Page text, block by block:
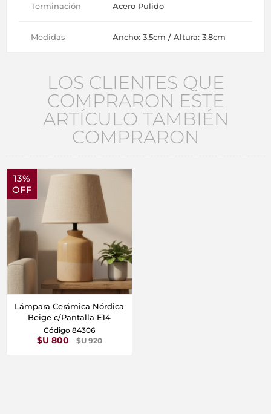
Terminación Acero Pulido
Medidas Ancho: 3.5cm / Altura: 3.8cm
LOS CLIENTES QUE
COMPRARON ESTE
ARTÍCULO TAMBIÉN
COMPRARON
13%
OFF
Lámpara Cerámica Nórdica
Beige c/Pantalla E14
Código 84306
$U 800 $U 920